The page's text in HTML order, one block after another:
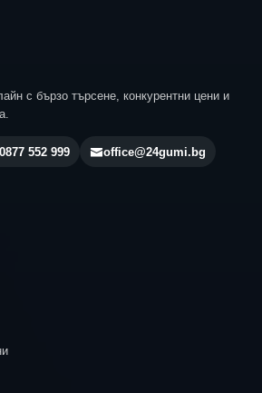
с бързо търсене, конкурентни цени и
0877 552 999 office@24gumi.bg